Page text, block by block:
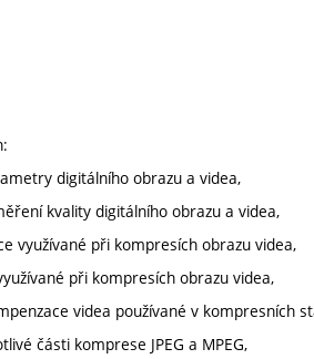
digitálního obrazu a videa,
kvality digitálního obrazu a videa,
využívané při kompresích obrazu videa,
při kompresích obrazu videa,
videa používané v kompresních
části komprese JPEG a MPEG,